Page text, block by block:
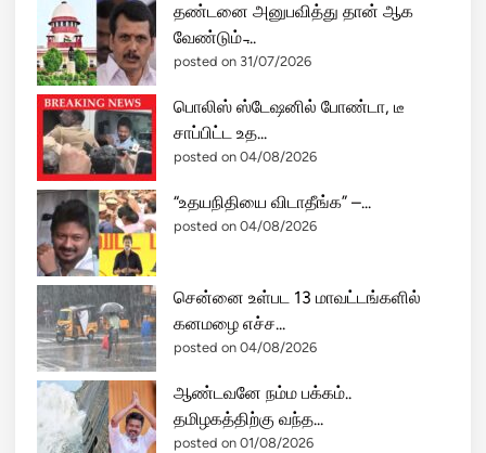
அ
த்
த
6
த
ங்
தா
கு
த
ல்
தண்டனை அனுபவித்து தான் ஆக
வேண்டும் ̵...
posted on 31/07/2026
பொலிஸ் ஸ்டேஷனில் போண்டா, டீ
சாப்பிட்ட உத...
posted on 04/08/2026
“உதயநிதியை விடாதீங்க” –...
posted on 04/08/2026
சென்னை உள்பட 13 மாவட்டங்களில்
கனமழை எச்ச...
posted on 04/08/2026
ஆண்டவனே நம்ம பக்கம்..
தமிழகத்திற்கு வந்த...
posted on 01/08/2026